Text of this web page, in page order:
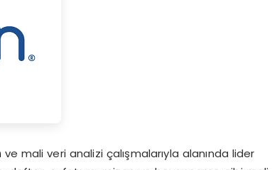
ve mali veri analizi çalışmalarıyla alanında lider